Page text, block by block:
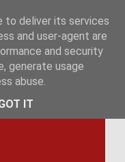
to deliver its services
and user-agent are
and security
generate usage
abuse.
IT